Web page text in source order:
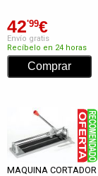
42'99€
Envío gratis
Recíbelo en 24 horas
MAQUINA